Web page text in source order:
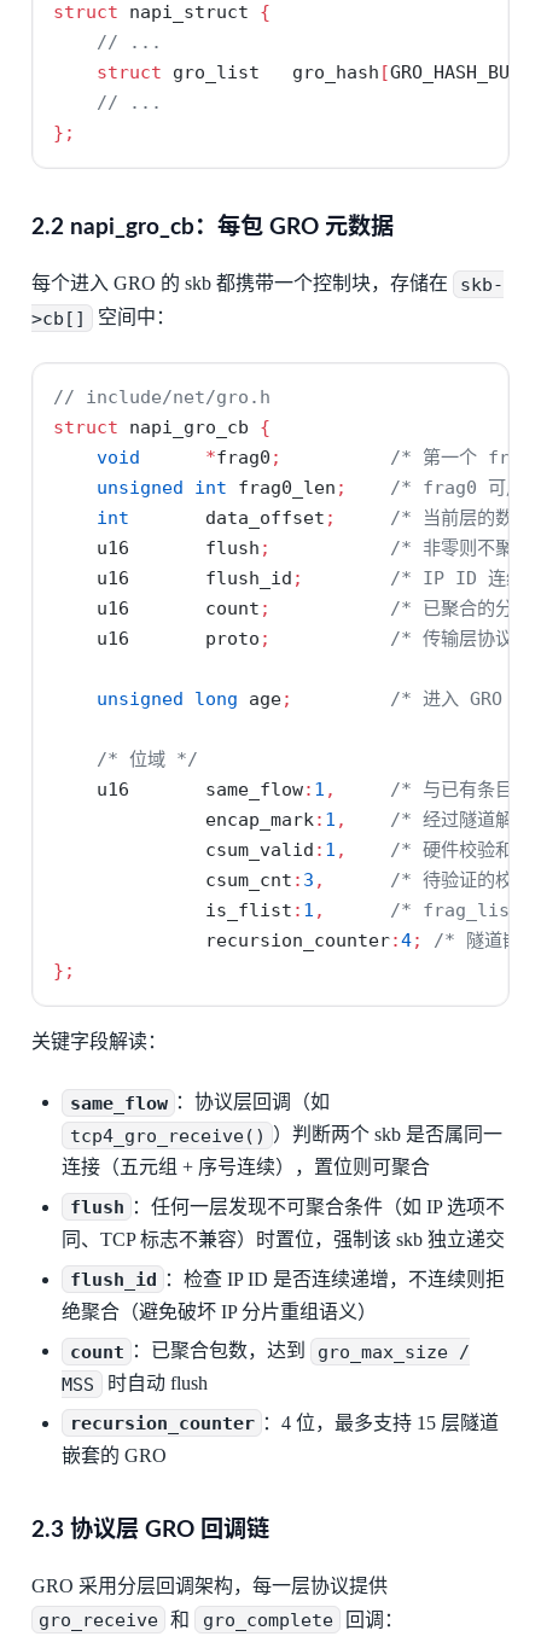
struct napi_struct {
// ...
struct gro_list   gro_hash [
// ...
};
2.2 napi_gro_cb：每包 GRO 元数据
每个进入 GRO 的 skb 都携带一个控制块，存储在
skb-
>cb[]
空间中：
// include/net/gro.h
struct napi_gro_cb {
void
*frag0 ;
/* 第一个
unsigned
int frag0_len ;
/* frag0 可用
int
       data_offset
;
/* 当前层的数
    u16       flush
;
/* 非零则不聚合
    u16       flush_id
;
/* IP ID 连续
    u16       count
;
/* 已聚合的分
    u16       proto
; /* 传输层协议
unsigned long age; /* 进入 GRO 的
/* 位域 */
    u16       same_flow
: 1 ,
/* 与已有条目
              encap_mark
: 1 ,
/* 经过隧道解
              csum_valid
: 1 ,
/* 硬件校验和
              csum_cnt
: 3 ,
/* 待验证的校
              is_flist
: 1 ,
/* frag_list
              recursion_counter
:4;
/* 隧道嵌
};
关键字段解读：
same_flow ：协议层回调（如
tcp4_gro_receive() ）判断两个 skb 是否属同一
连接（五元组 + 序号连续），置位则可聚合
flush ：任何一层发现不可聚合条件（如 IP 选项不
同、TCP 标志不兼容）时置位，强制该 skb 独立递交
flush_id ：检查 IP ID 是否连续递增，不连续则拒
绝聚合（避免破坏 IP 分片重组语义）
count ：已聚合包数，达到
gro_max_size /
MSS
时自动 flush
recursion_counter ：4 位，最多支持 15 层隧道
嵌套的 GRO
2.3 协议层 GRO 回调链
GRO 采用分层回调架构，每一层协议提供
gro_receive 和 gro_complete 回调：